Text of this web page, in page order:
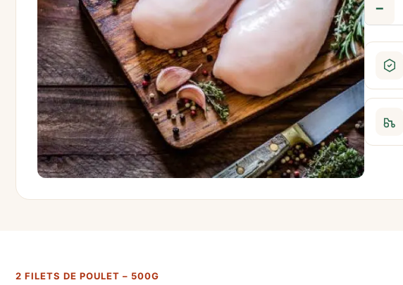
q
u
a
t
i
t
é
d
−
2 FILETS DE POULET – 500G